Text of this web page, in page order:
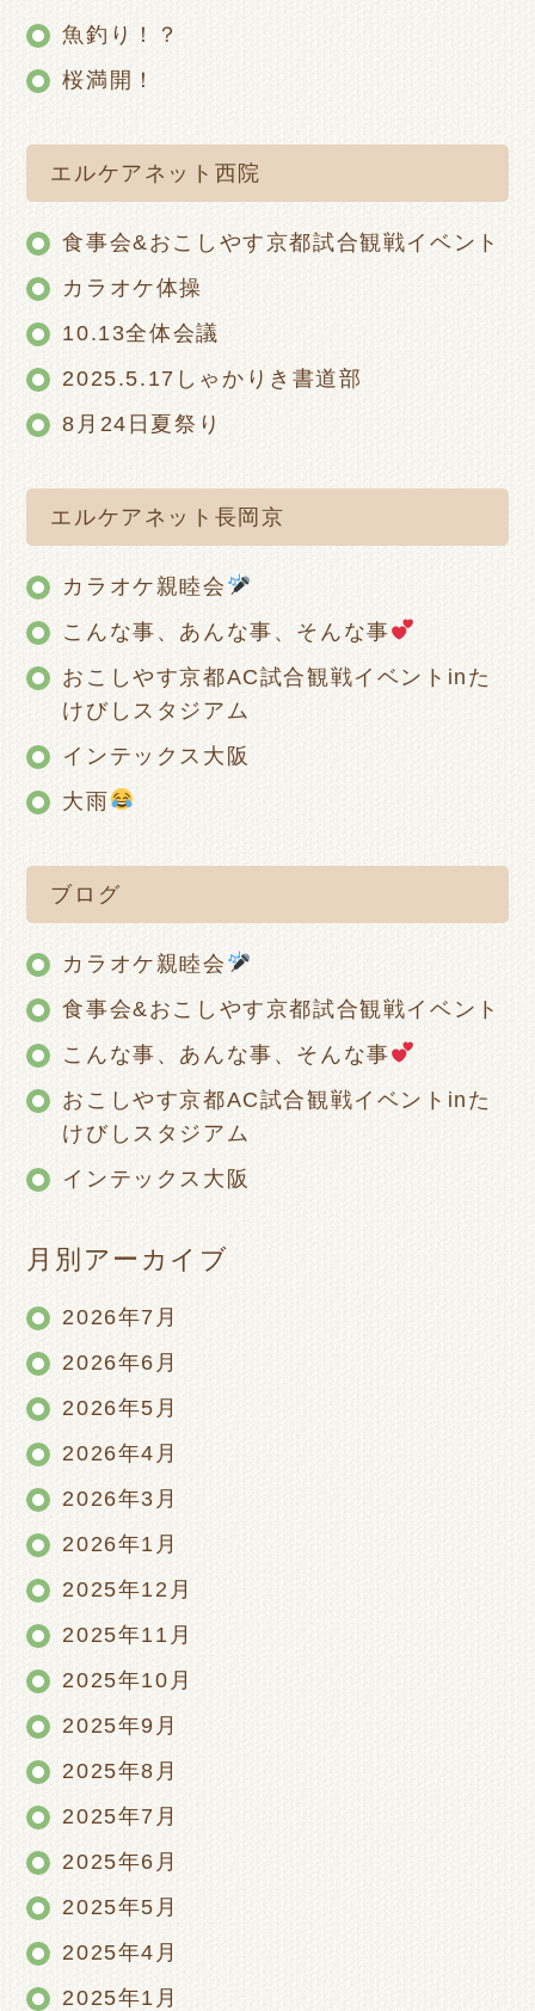
魚釣り！？
桜満開！
エルケアネット西院
食事会&おこしやす京都試合観戦イベント
カラオケ体操
10.13全体会議
2025.5.17しゃかりき書道部
8月24日夏祭り
エルケアネット長岡京
カラオケ親睦会
こんな事、あんな事、そんな事
おこしやす京都AC試合観戦イベントinた
けびしスタジアム
インテックス大阪
大雨
ブログ
カラオケ親睦会
食事会&おこしやす京都試合観戦イベント
こんな事、あんな事、そんな事
おこしやす京都AC試合観戦イベントinた
けびしスタジアム
インテックス大阪
月別アーカイブ
2026年7月
2026年6月
2026年5月
2026年4月
2026年3月
2026年1月
2025年12月
2025年11月
2025年10月
2025年9月
2025年8月
2025年7月
2025年6月
2025年5月
2025年4月
2025年1月